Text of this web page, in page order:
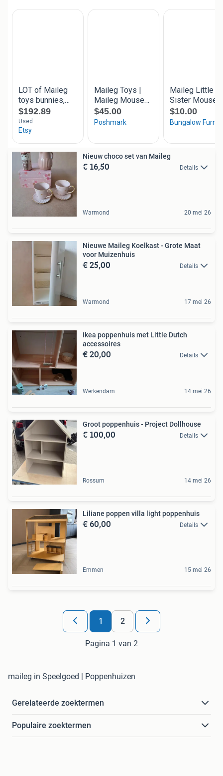
Nieuw choco set van Maileg
€ 16,50 Details
Warmond 20 mei 26
Nieuwe Maileg Koelkast - Grote Maat
voor Muizenhuis
€ 25,00 Details
Warmond 17 mei 26
Ikea poppenhuis met Little Dutch
accessoires
€ 20,00 Details
Werkendam 14 mei 26
Groot poppenhuis - Project Dollhouse
€ 100,00 Details
Rossum 14 mei 26
Liliane poppen villa light poppenhuis
€ 60,00 Details
Emmen 15 mei 26
1 2
Pagina 1 van 2
maileg in Speelgoed | Poppenhuizen
Gerelateerde zoektermen
Populaire zoektermen